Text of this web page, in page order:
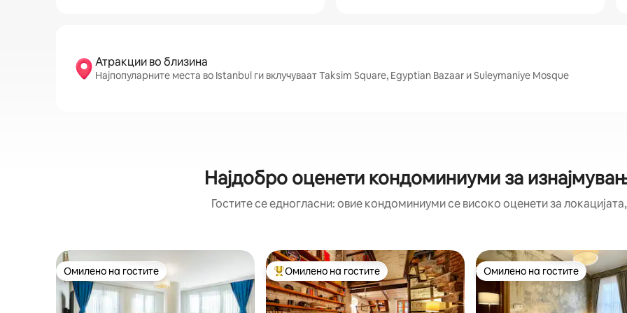
Атракции во близина
Најпопуларните места во Istanbul ги вклучуваат Taksim Square, Egyptian Bazaar и Suleymaniye Mosque
Најдобро оценети кондоминиуми за
Гостите се едногласни: овие кондоминиуми се високо оценети за
Омилено на гостите
Омилено на гостите Меѓу најуспешните „Омилени на гостите“
Омилено на гостите Омилено на гостите
Омилено на гостите